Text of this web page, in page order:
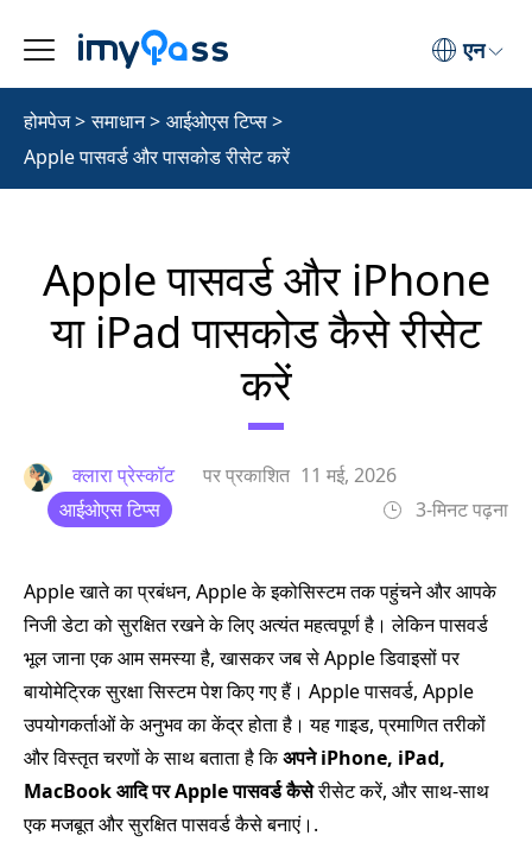
एन
होमपेज> समाधान> आईओएस टिप्स>
Apple पासवर्ड और पासकोड रीसेट करें
Apple पासवर्ड और iPhone
या iPad पासकोड कैसे रीसेट
करें
क्लारा प्रेस्कॉट पर प्रकाशित 11 मई, 2026
आईओएस टिप्स
3-मिनट पढ़ना
Apple खाते का प्रबंधन, Apple के इकोसिस्टम तक पहुंचने और आपके
निजी डेटा को सुरक्षित रखने के लिए अत्यंत महत्वपूर्ण है। लेकिन पासवर्ड
भूल जाना एक आम समस्या है, खासकर जब से Apple डिवाइसों पर
बायोमेट्रिक सुरक्षा सिस्टम पेश किए गए हैं। Apple पासवर्ड, Apple
उपयोगकर्ताओं के अनुभव का केंद्र होता है। यह गाइड, प्रमाणित तरीकों
और विस्तृत चरणों के साथ बताता है किअपने iPhone, iPad,
MacBook आदि पर Apple पासवर्ड कैसेरीसेट करें, और साथ‑साथ
एक मजबूत और सुरक्षित पासवर्ड कैसे बनाएं।.